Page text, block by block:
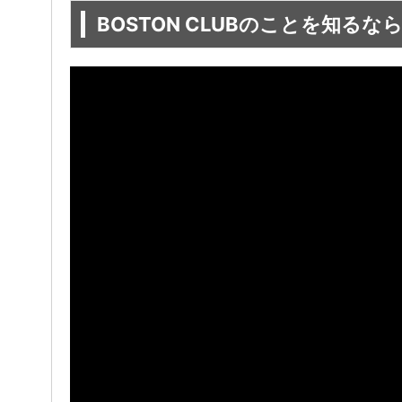
BOSTON CLUBのことを知るな